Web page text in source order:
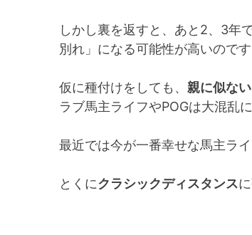
しかし裏を返すと、あと2、3年
別れ」になる可能性が高いので
仮に種付けをしても、 親に似な
ラブ馬主ライフやPOGは大混乱
最近では今が一番幸せな馬主ラ
とくにクラシックディスタンス